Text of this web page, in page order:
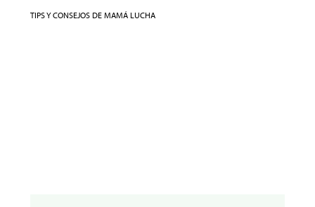
TIPS Y CONSEJOS DE MAMÁ LUCHA